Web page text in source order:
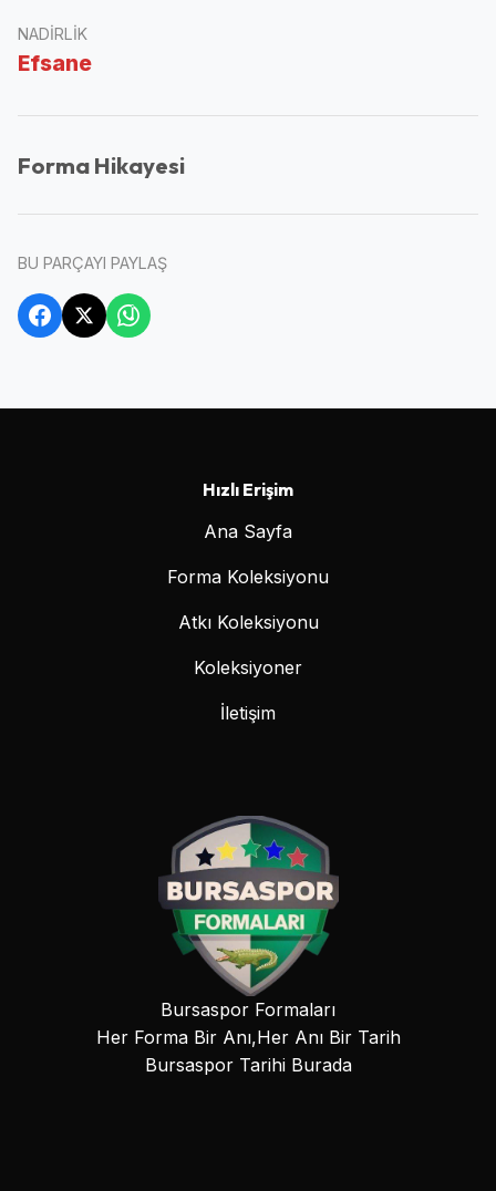
NADIRLIK
Efsane
Forma Hikayesi
BU PARÇAYI PAYLAŞ
Hızlı Erişim
Ana Sayfa
Forma Koleksiyonu
Atkı Koleksiyonu
Koleksiyoner
İletişim
Bursaspor Formaları
Her Forma Bir Anı,Her Anı Bir Tarih
Bursaspor Tarihi Burada